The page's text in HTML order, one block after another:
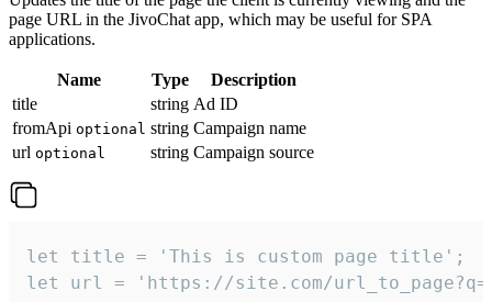
page URL in the JivoChat app, which may be useful for SPA
applications.
Name Type
Description
title
string Ad ID
fromApi optional string Campaign name
url optional string Campaign source
let title = 'This is custom page title';
let url = 'https://site.com/